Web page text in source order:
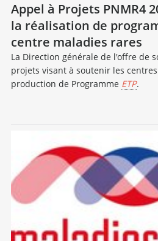
Appel à Projets PNMR4
la réalisation de
centre maladies rares
La Direction générale de l'offre de
projets visant à soutenir les
production de Programme ETP.